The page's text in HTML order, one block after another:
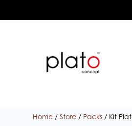
Home /Store / Packs / Kit